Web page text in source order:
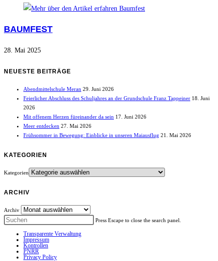
BAUMFEST
28. Mai 2025
NEUESTE BEITRÄGE
Abendmittelschule Meran 29. Juni 2026
Feierlicher Abschluss des Schuljahres an der Grundschule Franz Tappeiner 18. Juni
2026
Mit offenem Herzen füreinander da sein 17. Juni 2026
Meer entdecken 27. Mai 2026
Frühsommer in Bewegung: Einblicke in unseren Maiausflug 21. Mai 2026
KATEGORIEN
Kategorien
ARCHIV
Archiv
Press Escape to close the search panel.
Transparente Verwaltung
Impressum
Kontrollen
PNRR
Privacy Policy